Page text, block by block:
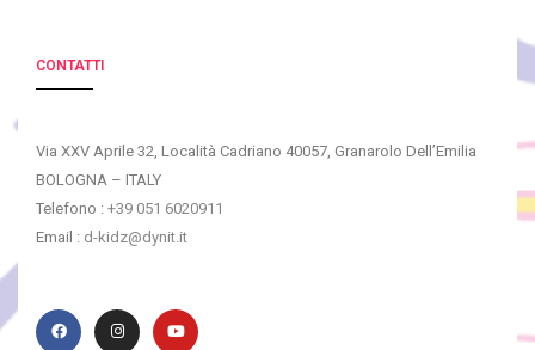
CONTATTI
Via XXV Aprile 32, Località Cadriano 40057, Granarolo Dell’Emilia
BOLOGNA – ITALY
Telefono : +39 051 6020911
Email : d-kidz@dynit.it